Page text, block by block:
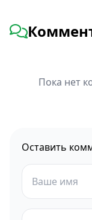
Пока нет
Оставить